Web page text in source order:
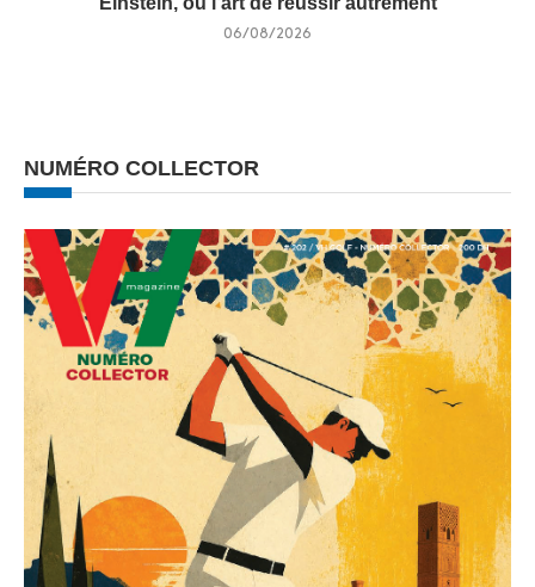
06/08/2026
NUMÉRO COLLECTOR